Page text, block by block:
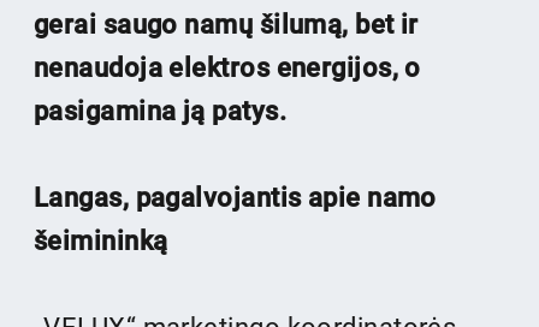
gerai saugo namų šilumą, bet ir
nenaudoja elektros energijos, o
pasigamina ją patys.
Langas, pagalvojantis apie namo
šeimininką